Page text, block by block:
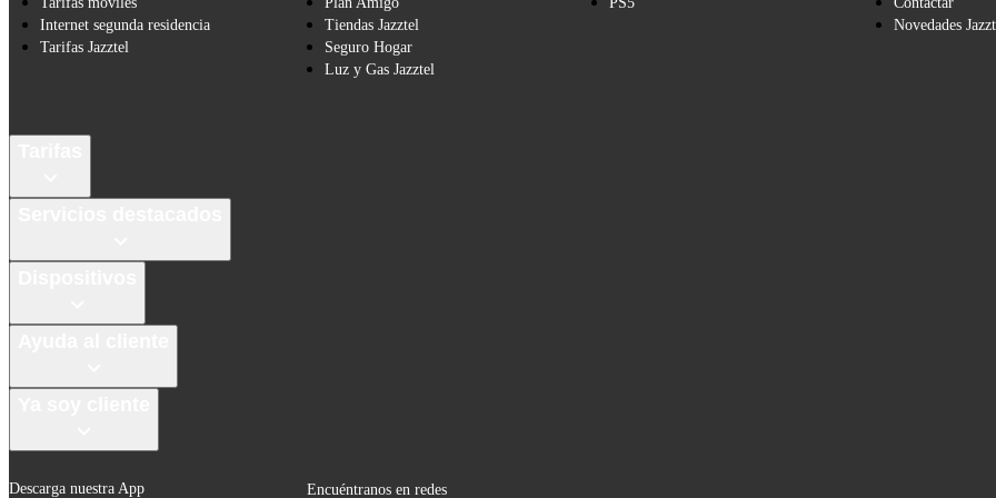
Internet segunda residencia
Tarifas Jazztel
Tiendas Jazztel
Seguro Hogar
Luz y Gas Jazztel
Novedades
Descarga nuestra App Encuéntranos en redes